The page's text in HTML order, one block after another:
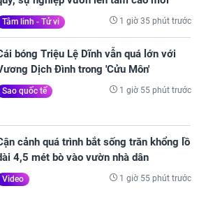
Tâm linh - Tử vi 1 giờ 35 phút trước
bóng Triệu Lệ Dĩnh vẫn quá lớn với
Dịch Đình trong 'Cửu Môn'
Sao quốc tế 1 giờ 55 phút trước
cảnh quá trình bắt sống trăn khổng lồ
4,5 mét bò vào vườn nhà dân
Video 1 giờ 55 phút trước